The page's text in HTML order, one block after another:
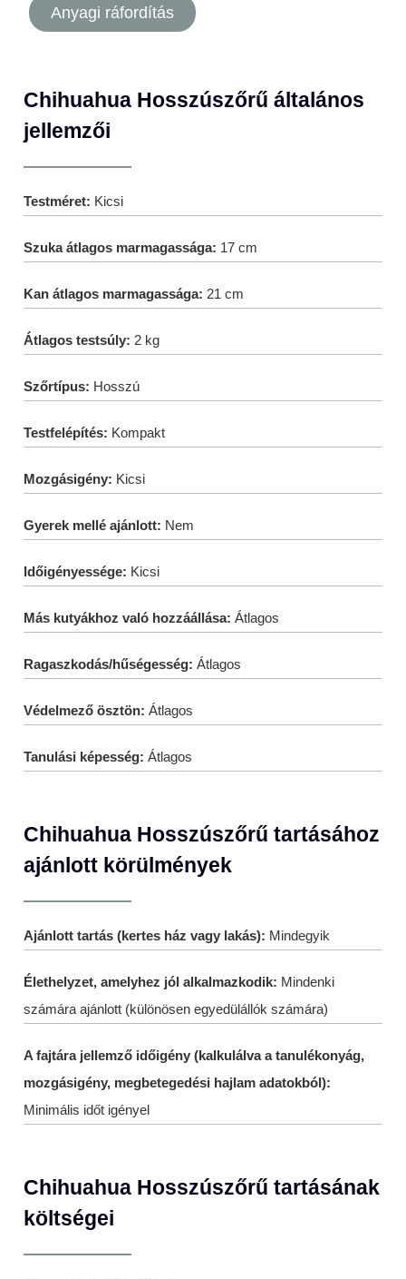
Anyagi ráfordítás
Chihuahua Hosszúszőrű általános
jellemzői
Testméret: Kicsi
Szuka átlagos marmagassága: 17 cm
Kan átlagos marmagassága: 21 cm
Átlagos testsúly: 2 kg
Szőrtípus: Hosszú
Testfelépítés: Kompakt
Mozgásigény: Kicsi
Gyerek mellé ajánlott: Nem
Időigényessége: Kicsi
Más kutyákhoz való hozzáállása: Átlagos
Ragaszkodás/hűségesség: Átlagos
Védelmező ösztön: Átlagos
Tanulási képesség: Átlagos
Chihuahua Hosszúszőrű tartásához
ajánlott körülmények
Ajánlott tartás (kertes ház vagy lakás): Mindegyik
Élethelyzet, amelyhez jól alkalmazkodik: Mindenki
számára ajánlott (különösen egyedülállók számára)
A fajtára jellemző időigény (kalkulálva a tanulékonyág,
mozgásigény, megbetegedési hajlam adatokból):
Minimális időt igényel
Chihuahua Hosszúszőrű tartásának
költségei